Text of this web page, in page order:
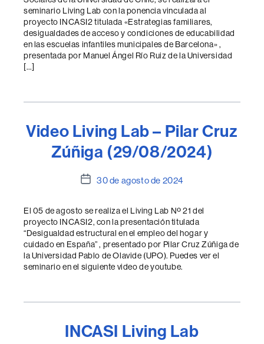
seminario Living Lab con la ponencia vinculada al
proyecto INCASI2 titulada «Estrategias familiares,
desigualdades de acceso y condiciones de educabilidad
en las escuelas infantiles municipales de Barcelona» ,
presentada por Manuel Ángel Río Ruiz de la Universidad
[…]
Video Living Lab – Pilar Cruz
Zúñiga (29/08/2024)
Fecha
entrada
30 de agosto de 2024
El 05 de agosto se realiza el Living Lab Nº 21 del
proyecto INCASI2, con la presentación titulada
“Desigualdad estructural en el empleo del hogar y
cuidado en España” , presentado por Pilar Cruz Zúñiga de
la Universidad Pablo de Olavide (UPO). Puedes ver el
seminario en el siguiente video de youtube.
INCASI Living Lab